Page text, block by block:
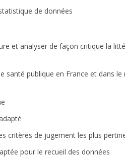
de données
et analyser de façon critique la
santé publique en France et dans
critères de jugement les plus
pour le recueil des données